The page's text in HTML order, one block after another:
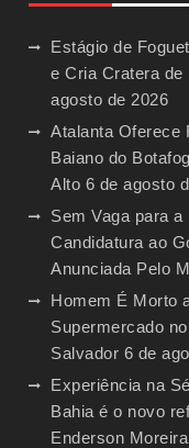
Estágio de
e Cria Cratera
agosto de 2026
Atalanta Oferece
Baiano do
Alto 6 de agosto
Sem Vaga para
Candidatura ao
Anunciada Pelo
Homem É Morto
Supermercado
Salvador 6 de
Experiência na
Bahia é o novo
Enderson Moreira